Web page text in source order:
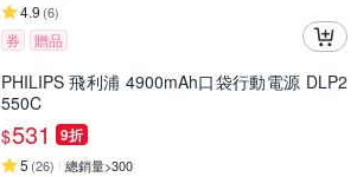
4.9 (6)
券 贈品
PHILIPS 飛利浦 4900mAh口袋行動電源 DLP2
550C
$531 9折
5 (26) 總銷量>300